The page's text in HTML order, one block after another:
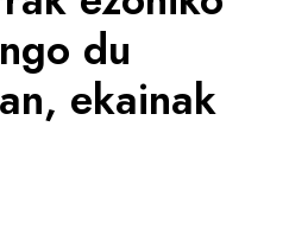
du
ekainak